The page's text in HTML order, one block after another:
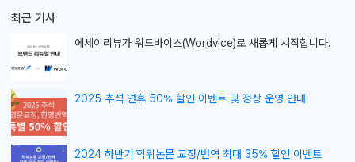
최근 기사
에세이리뷰가 워드바이스(Wordvice)로 새롭게 시작합니다.
2025 추석 연휴 50% 할인 이벤트 및 정상 운영 안내
2024 하반기 학위논문 교정/번역 최대 35% 할인 이벤트